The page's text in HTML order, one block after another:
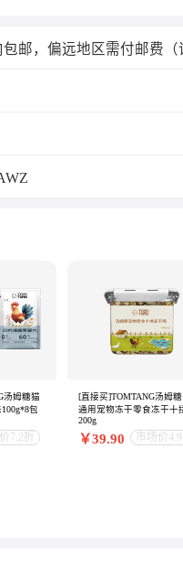
包邮，偏远地区需付邮费（
汤姆糖猫
包
7.2折
[直接买]TOMTANG汤姆
通用宠物冻干零食冻干十
200g
￥39.90 市场价